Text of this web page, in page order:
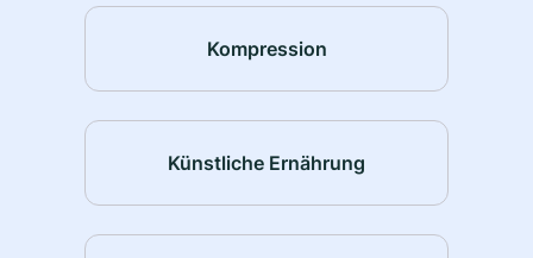
Kompression
Künstliche Ernährung